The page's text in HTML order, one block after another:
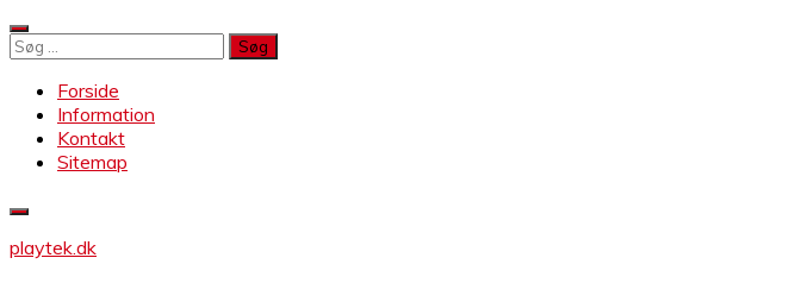
Skip
to
Søg
Forside
Information
Kontakt
Sitemap
playtek.dk